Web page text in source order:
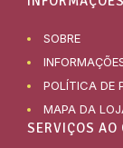
SOBRE
POLÍTICA DE
MAPA DA
SERVIÇOS AO